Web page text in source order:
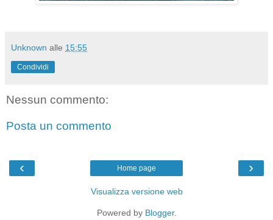
Unknown alle 15:55
Condividi
Nessun commento:
Posta un commento
‹ ›
Home page
Visualizza versione web
Powered by Blogger.